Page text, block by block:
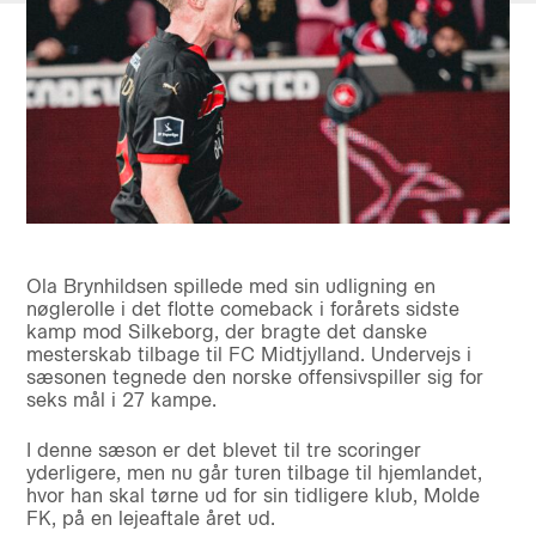
Ola Brynhildsen spillede med sin udligning en
nøglerolle i det flotte comeback i forårets sidste
kamp mod Silkeborg, der bragte det danske
mesterskab tilbage til FC Midtjylland. Undervejs i
sæsonen tegnede den norske offensivspiller sig for
seks mål i 27 kampe.
I denne sæson er det blevet til tre scoringer
yderligere, men nu går turen tilbage til hjemlandet,
hvor han skal tørne ud for sin tidligere klub, Molde
FK, på en lejeaftale året ud.